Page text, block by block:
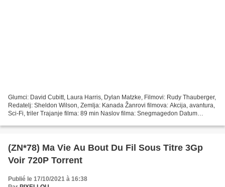
Glumci: David Cubitt, Laura Harris, Dylan Matzke, Filmovi: Rudy Thauberger,
Redatelj: Sheldon Wilson, Zemlja: Kanada Žanrovi filmova: Akcija, avantura,
Sci-Fi, triler Trajanje filma: 89 min Naslov filma: Snegmagedon Datum
(ZN*78) Ma Vie Au Bout Du Fil Sous Titre 3Gp
Voir 720P Torrent
Publié le 17/10/2021 à 16:38